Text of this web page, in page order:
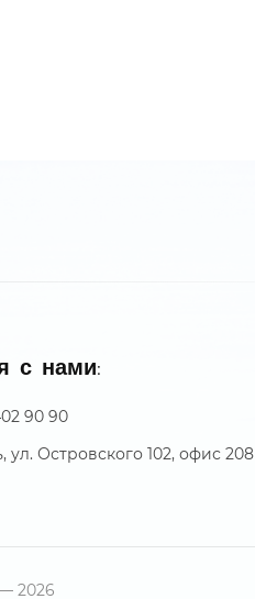
с нами:
90 90
ул. Островского 102, офис 208
2026